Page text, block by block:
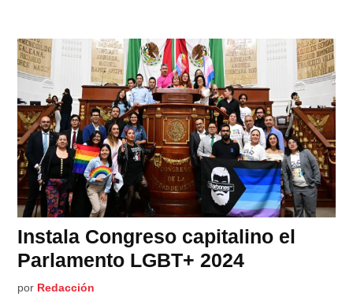
Instala Congreso capitalino el
Parlamento LGBT+ 2024
por Redacción